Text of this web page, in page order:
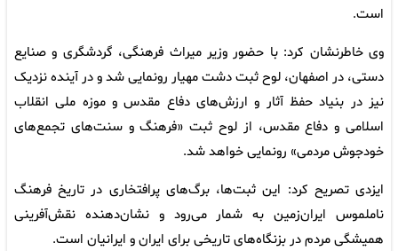
است.
وی خاطرنشان کرد: با حضور وزیر میراث فرهنگی، گردشگری و صنایع
دستی، در اصفهان، لوح ثبت دشت مهیار رونمایی شد و در آینده نزدیک
نیز در بنیاد حفظ آثار و ارزش‌های دفاع مقدس و موزه ملی انقلاب
اسلامی و دفاع مقدس، از لوح ثبت «فرهنگ و سنت‌های تجمع‌های
خودجوش مردمی» رونمایی خواهد شد.
ایزدی تصریح کرد: این ثبت‌ها، برگ‌های پرافتخاری در تاریخ فرهنگ
ناملموس ایران‌زمین به شمار می‌رود و نشان‌دهنده نقش‌آفرینی
همیشگی مردم در بزنگاه‌های تاریخی برای ایران و ایرانیان است.